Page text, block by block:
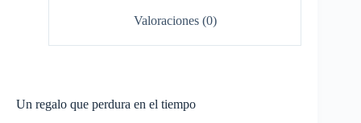
Valoraciones (0)
Un regalo que perdura en el tiempo